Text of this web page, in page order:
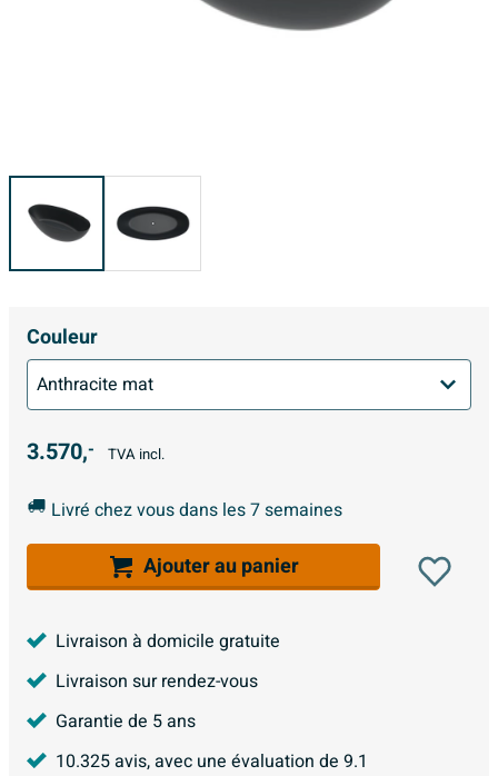
Couleur
3.570,- TVA incl.
Livré chez vous dans les 7 semaines
Ajouter au panier
Livraison à domicile gratuite
Livraison sur rendez-vous
Garantie de 5 ans
10.325avis, avec une évaluation de 9.1